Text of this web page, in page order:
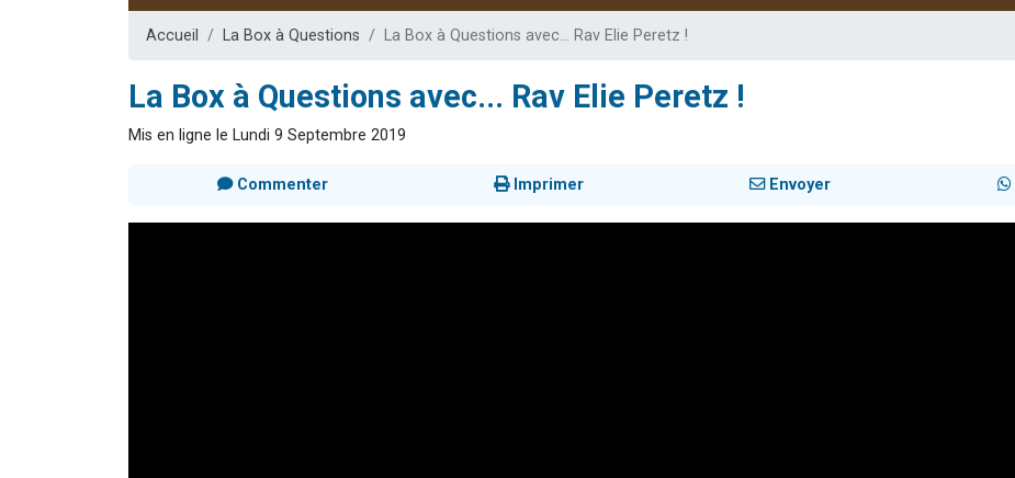
Accueil La Box à Questions La Box à Questions avec... Rav Elie Peretz !
La Box à Questions avec... Rav Elie Peretz !
Mis en ligne le Lundi 9 Septembre 2019
Commenter Imprimer Envoyer